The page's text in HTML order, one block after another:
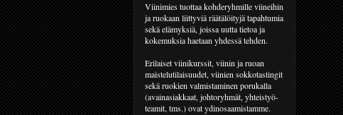
Viinimies tuottaa kohderyhmille viineihin
ja ruokaan liittyviä räätälöityjä tapahtumia
sekä elämyksiä, joissa uutta tietoa ja
kokemuksia haetaan yhdessä tehden.
Erilaiset viinikurssit, viinin ja ruoan
maistelutilaisuudet, viinien sokkotastingit
sekä ruokien valmistaminen porukalla
(avainasiakkaat, johtoryhmät, yhteistyö-
teamit, tms.) ovat ydinosaamistamme.